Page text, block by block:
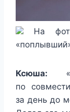
На
Ксюша:
по
за день до